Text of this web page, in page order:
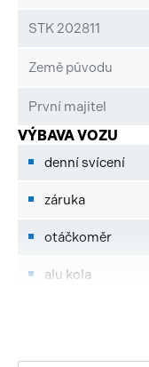
STK 202811
Země původu
První majitel
VÝBAVA VOZU
denní svícení
záruka
otáčkoměr
alu kola
el. startér